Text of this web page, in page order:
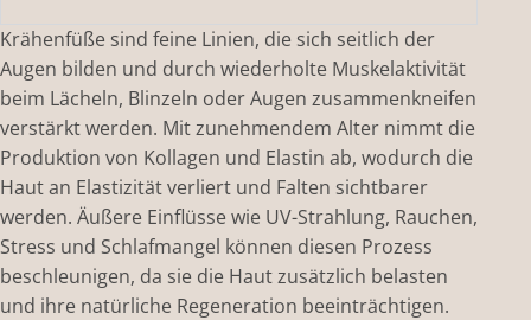
Krähenfüße sind feine Linien, die sich seitlich der
Augen bilden und durch wiederholte Muskelaktivität
beim Lächeln, Blinzeln oder Augen zusammenkneifen
verstärkt werden. Mit zunehmendem Alter nimmt die
Produktion von Kollagen und Elastin ab, wodurch die
Haut an Elastizität verliert und Falten sichtbarer
werden. Äußere Einflüsse wie UV-Strahlung, Rauchen,
Stress und Schlafmangel können diesen Prozess
beschleunigen, da sie die Haut zusätzlich belasten
und ihre natürliche Regeneration beeinträchtigen.